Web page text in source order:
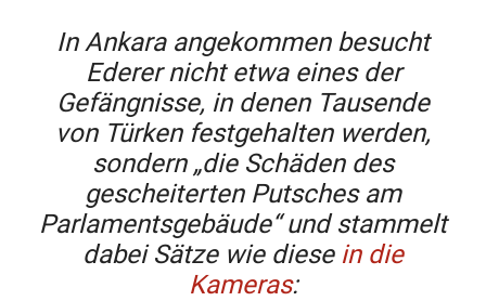
In Ankara angekommen besucht
Ederer nicht etwa eines der
Gefängnisse, in denen Tausende
von Türken festgehalten werden,
sondern „die Schäden des
gescheiterten Putsches am
Parlamentsgebäude“ und stammelt
dabei Sätze wie diese in die
Kameras: